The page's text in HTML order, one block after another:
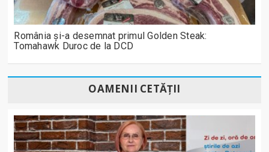
România și-a desemnat primul Golden Steak:
Tomahawk Duroc de la DCD
OAMENII CETĂȚII